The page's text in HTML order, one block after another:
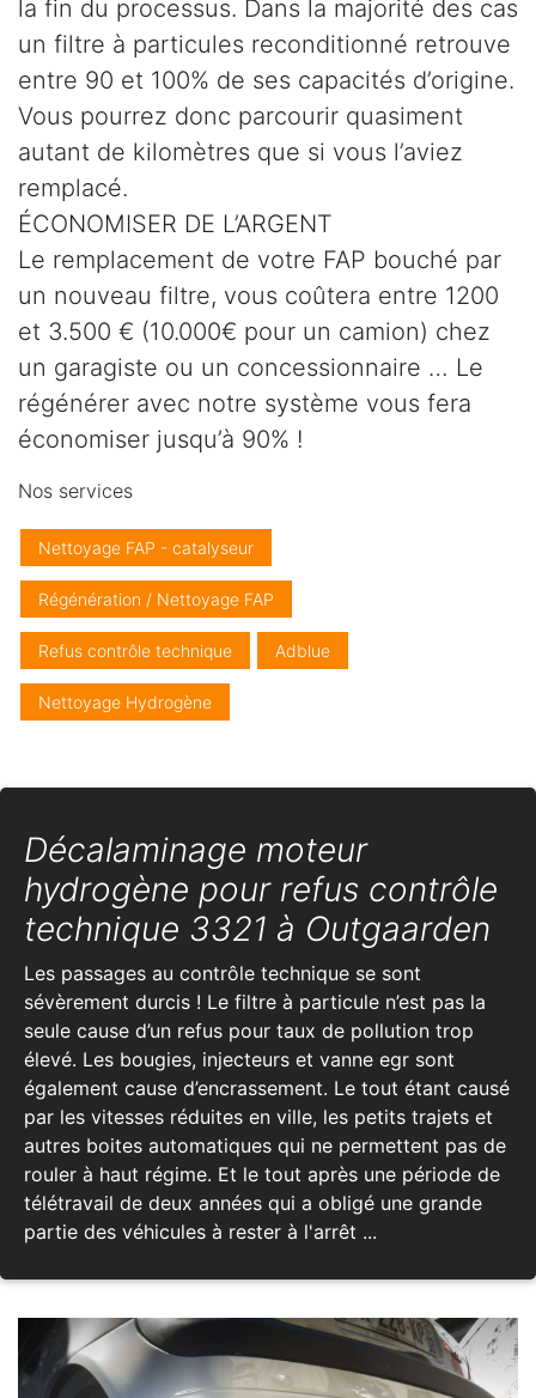
la fin du processus. Dans la majorité des cas
un filtre à particules reconditionné retrouve
entre 90 et 100% de ses capacités d’origine.
Vous pourrez donc parcourir quasiment
autant de kilomètres que si vous l’aviez
remplacé.
ÉCONOMISER DE L’ARGENT
Le remplacement de votre FAP bouché par
un nouveau filtre, vous coûtera entre 1200
et 3.500 € (10.000€ pour un camion) chez
un garagiste ou un concessionnaire … Le
régénérer avec notre système vous fera
économiser jusqu’à 90% !
Nos services
Nettoyage FAP - catalyseur
Régénération / Nettoyage FAP
Refus contrôle technique Adblue
Nettoyage Hydrogène
Décalaminage moteur
hydrogène pour refus contrôle
technique 3321 à Outgaarden
Les passages au contrôle technique se sont
sévèrement durcis ! Le filtre à particule n’est pas la
seule cause d’un refus pour taux de pollution trop
élevé. Les bougies, injecteurs et vanne egr sont
également cause d’encrassement. Le tout étant causé
par les vitesses réduites en ville, les petits trajets et
autres boites automatiques qui ne permettent pas de
rouler à haut régime. Et le tout après une période de
télétravail de deux années qui a obligé une grande
partie des véhicules à rester à l'arrêt ...